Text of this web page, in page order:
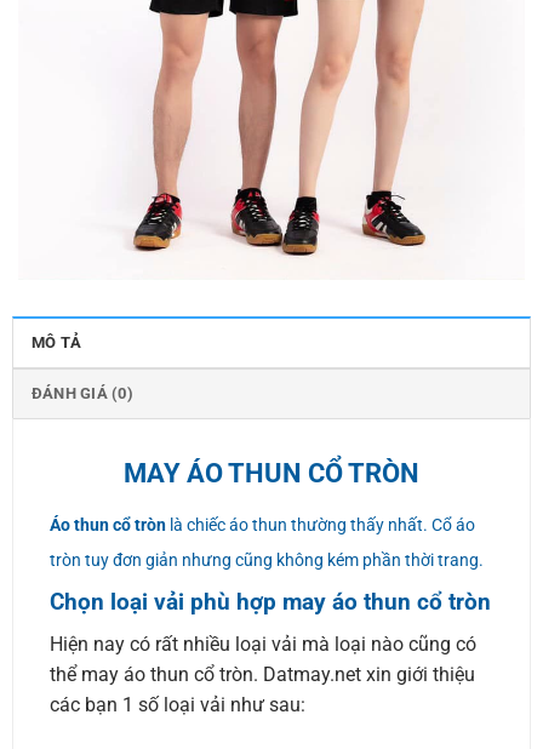
MÔ TẢ
ĐÁNH GIÁ (0)
MAY ÁO THUN CỔ TRÒN
Áo thun cổ trònlà chiếc áo thun thường thấy nhất. Cổ áo
tròn tuy đơn giản nhưng cũng không kém phần thời trang.
Chọn loại vải phù hợp may áo thun cổ tròn
Hiện nay có rất nhiều loại vải mà loại nào cũng có
thể may áo thun cổ tròn. Datmay.net xin giới thiệu
các bạn 1 số loại vải như sau: